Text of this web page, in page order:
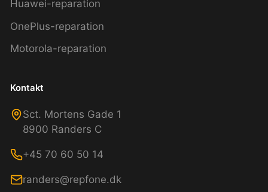
Huawei-reparation
OnePlus-reparation
Motorola-reparation
Kontakt
Sct. Mortens Gade 1
8900 Randers C
+45 70 60 50 14
randers@repfone.dk